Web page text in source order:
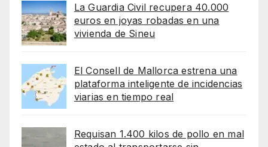
La Guardia Civil recupera 40.000
euros en joyas robadas en una
vivienda de Sineu
El Consell de Mallorca estrena una
plataforma inteligente de incidencias
viarias en tiempo real
Requisan 1.400 kilos de pollo en mal